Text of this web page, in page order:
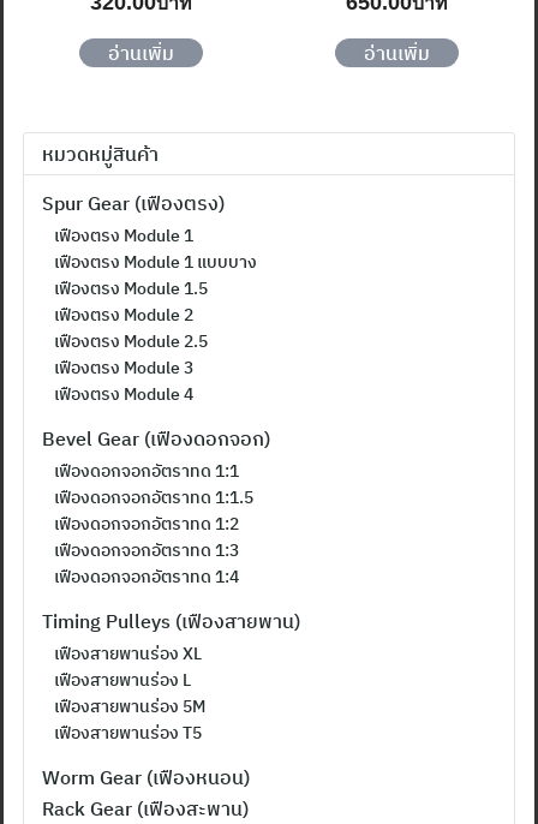
สำหรับ:
was:
370.00฿.
is:
320.00฿.
อ่านเพิ่ม
was:
700.00฿.
is:
650.00฿
อ่านเพิ่ม
หมวดหมู่สินค้า
Spur Gear (เฟืองตรง)
เฟืองตรง Module 1
เฟืองตรง Module 1 แบบบาง
เฟืองตรง Module 1.5
เฟืองตรง Module 2
เฟืองตรง Module 2.5
เฟืองตรง Module 3
เฟืองตรง Module 4
Bevel Gear (เฟืองดอกจอก)
เฟืองดอกจอกอัตราทด 1:1
เฟืองดอกจอกอัตราทด 1:1.5
เฟืองดอกจอกอัตราทด 1:2
เฟืองดอกจอกอัตราทด 1:3
เฟืองดอกจอกอัตราทด 1:4
Timing Pulleys (เฟืองสายพาน)
เฟืองสายพานร่อง XL
เฟืองสายพานร่อง L
เฟืองสายพานร่อง 5M
เฟืองสายพานร่อง T5
Worm Gear (เฟืองหนอน)
Rack Gear (เฟืองสะพาน)